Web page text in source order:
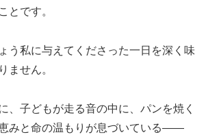
とです。
う私に与えてくださった一日を深く味
ません。
、子どもが走る音の中に、パンを焼く
みと命の温もりが息づいている――